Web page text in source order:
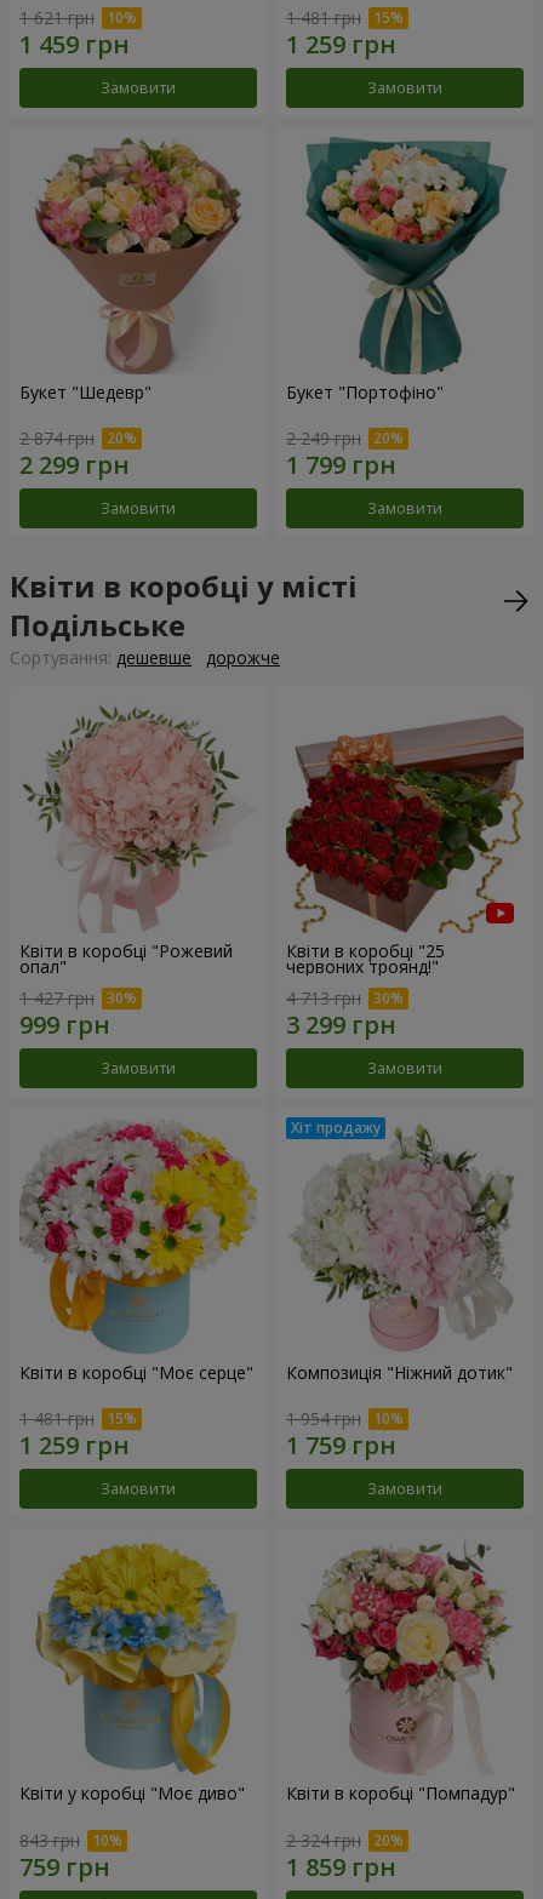
1 621 грн
Замовити
1 481 грн
Замовити
Букет "Шедевр"
2 874 грн
Замовити
Букет "Портофіно"
2 249 грн
Замовити
Квіти в коробці у місті
Подільське
Сортування: дешевше дорожче
Квіти в коробці "Рожевий
опал"
1 427 грн
Замовити
Квіти в коробці "25
червоних троянд!"
4 713 грн
Замовити
Квіти в коробці "Моє серце"
1 481 грн
Замовити
Композиція "Ніжний дотик"
1 954 грн
Замовити
Квіти у коробці "Моє диво"
843 грн
Квіти в коробці "Помпадур"
2 324 грн